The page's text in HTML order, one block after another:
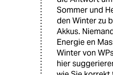
Sommer und
den Winter zu
Akkus.
Energie en
Winter von
hier